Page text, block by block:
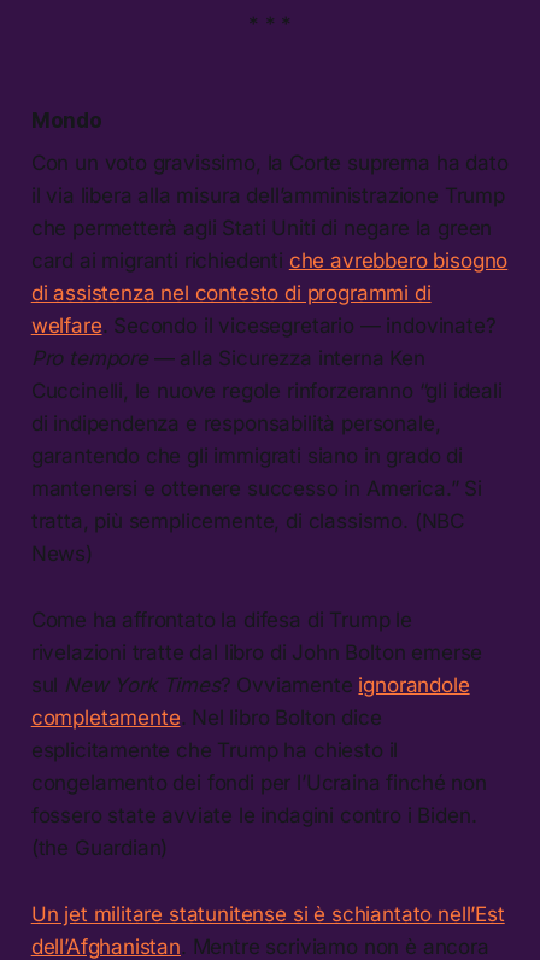
* * *
Mondo
Con un voto gravissimo, la Corte suprema ha dato
il via libera alla misura dell’amministrazione Trump
che permetterà agli Stati Uniti di negare la green
card ai migranti richiedenti che avrebbero bisogno
di assistenza nel contesto di programmi di
welfare. Secondo il vicesegretario — indovinate?
Pro tempore— alla Sicurezza interna Ken
Cuccinelli, le nuove regole rinforzeranno “gli ideali
di indipendenza e responsabilità personale,
garantendo che gli immigrati siano in grado di
mantenersi e ottenere successo in America.” Si
tratta, più semplicemente, di classismo. (NBC
News)
Come ha affrontato la difesa di Trump le
rivelazioni tratte dal libro di John Bolton emerse
sul New York Times? Ovviamente ignorandole
completamente. Nel libro Bolton dice
esplicitamente che Trump ha chiesto il
congelamento dei fondi per l’Ucraina finché non
fossero state avviate le indagini contro i Biden.
(the Guardian)
Un jet militare statunitense si è schiantato nell’Est
dell’Afghanistan. Mentre scriviamo non è ancora